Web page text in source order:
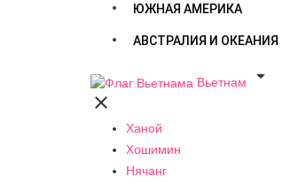
ЮЖНАЯ АМЕРИКА
АВСТРАЛИЯ И ОКЕАНИЯ
Вьетнам


Ханой
Хошимин
Нячанг